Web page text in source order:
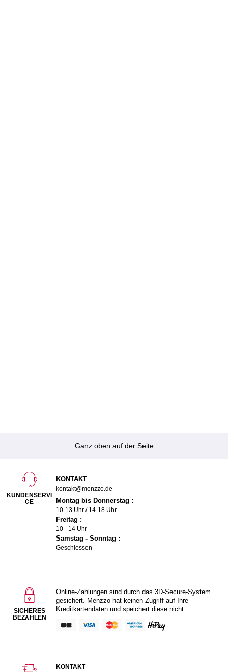
Ganz oben auf der Seite
KUNDENSERVI
CE
KONTAKT
kontakt@menzzo.de
Montag bis Donnerstag :
10-13 Uhr / 14-18 Uhr
Freitag :
10 - 14 Uhr
Samstag - Sonntag :
Geschlossen
SICHERES
BEZAHLEN
Online-Zahlungen sind durch das 3D-Secure-System
gesichert. Menzzo hat keinen Zugriff auf Ihre
Kreditkartendaten und speichert diese nicht.
KONTAKT